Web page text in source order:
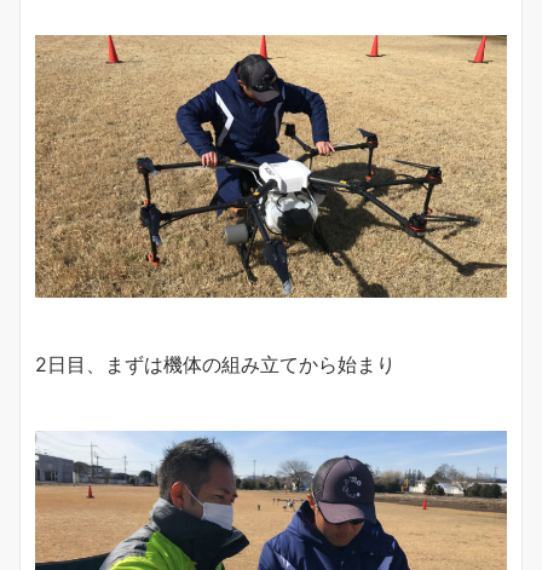
2日目、まずは機体の組み立てから始まり